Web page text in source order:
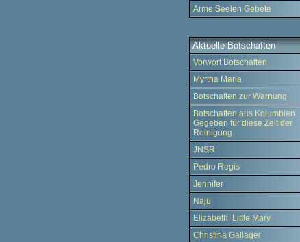
Arme Seelen Gebete
Aktuelle Botschaften
Vorwort Botschaften
Myrtha Maria
Botschaften zur Warnung
Botschaften aus Kolumbien.
Gegeben für diese Zeit der
Reinigung
JNSR
Pedro Regis
Jennifer
Naju
Elizabeth Little Mary
Christina Gallager